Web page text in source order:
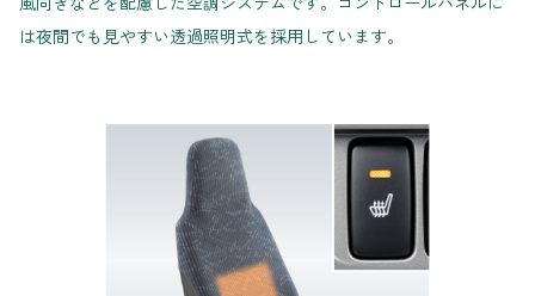
は夜間でも見やすい透過照明式を採用しています。